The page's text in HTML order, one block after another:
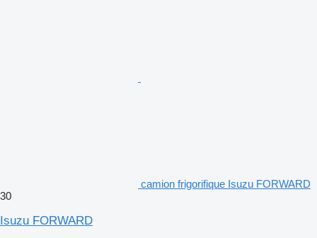
camion frigorifique Isuzu FORWARD
30
Isuzu FORWARD